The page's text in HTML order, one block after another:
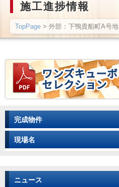
施工進捗情報
TopPage > 外部：下鴨貴船町A号地
完成物件
現場名
ニュース